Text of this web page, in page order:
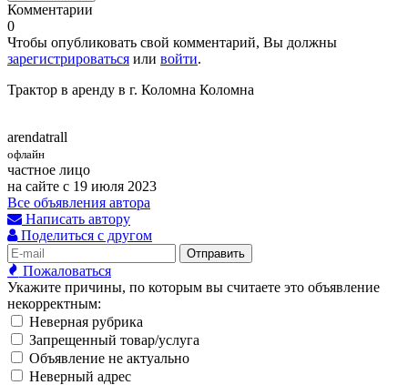
Комментарии
0
Чтобы опубликовать свой комментарий, Вы должны
зарегистрироваться или войти.
Трактор в аренду в г. Коломна Коломна
arendatrall
офлайн
частное лицо
на сайте с 19 июля 2023
Все объявления автора
Написать автору
Поделиться с другом
Отправить
Пожаловаться
Укажите причины, по которым вы считаете это объявление
некорректным:
Неверная рубрика
Запрещенный товар/услуга
Объявление не актуально
Неверный адрес